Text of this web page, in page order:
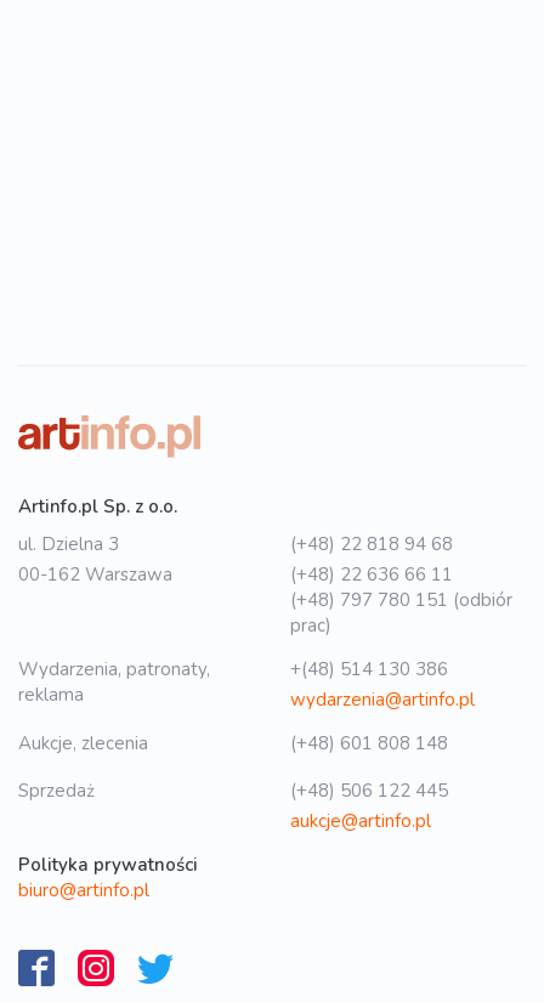
Artinfo.pl Sp. z o.o.
ul. Dzielna 3
00-162 Warszawa
(+48) 22 818 94 68
(+48) 22 636 66 11
(+48) 797 780 151 (odbiór
prac)
Wydarzenia, patronaty,
reklama
+(48) 514 130 386
wydarzenia@artinfo.pl
Aukcje, zlecenia
(+48) 601 808 148
Sprzedaż
(+48) 506 122 445
aukcje@artinfo.pl
Polityka prywatności
biuro@artinfo.pl